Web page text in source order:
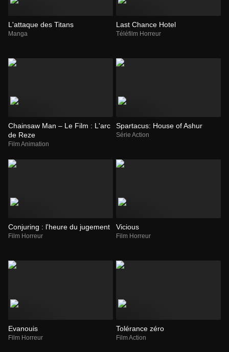
L'attaque des Titans
Manga
Last Chance Hotel
Téléfilm Horreur
Chainsaw Man – Le Film : L'arc
de Reze
Film Animation
Spartacus: House of Ashur
Série Action
Conjuring : l'heure du jugement
Film Horreur
Vicious
Film Horreur
Evanouis
Film Horreur
Tolérance zéro
Film Action